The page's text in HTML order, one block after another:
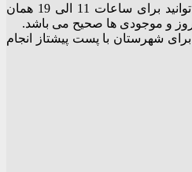
اگر داخل تهران هستین ، می توانید برای ساعات 11 الی 19 همان
روز و موجودی ها صحیح می باشد.
شهرستان با پست پیشتاز انجام